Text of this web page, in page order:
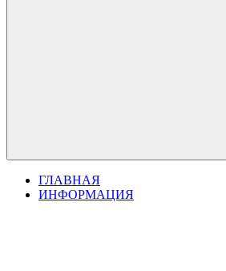
ГЛАВНАЯ
ИНФОРМАЦИЯ